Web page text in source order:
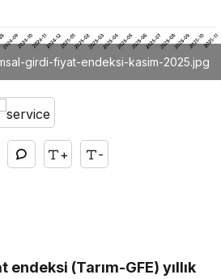
girdi-fiyat-endeksi-kasim-2025.jpg
+ -
(Tarım-GFE) yıllık